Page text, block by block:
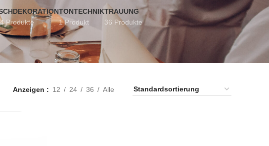
Produkte
TONTECHNIK
1 Produkt
TRAUUNG
36 Produkte
Anzeigen 12 24 36 Alle